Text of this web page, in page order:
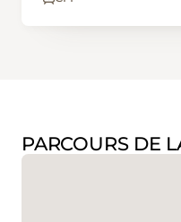
PARCOURS DE